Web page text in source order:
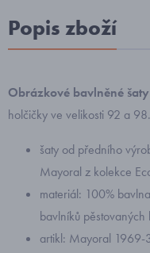
Popis zboží
Obrázkové bavlněné šaty
holčičky ve velikosti 92 a 98.
šaty od předního
Mayoral z kolekce
materiál: 100% bavlna
bavlníků
artikl: Mayoral 1969-